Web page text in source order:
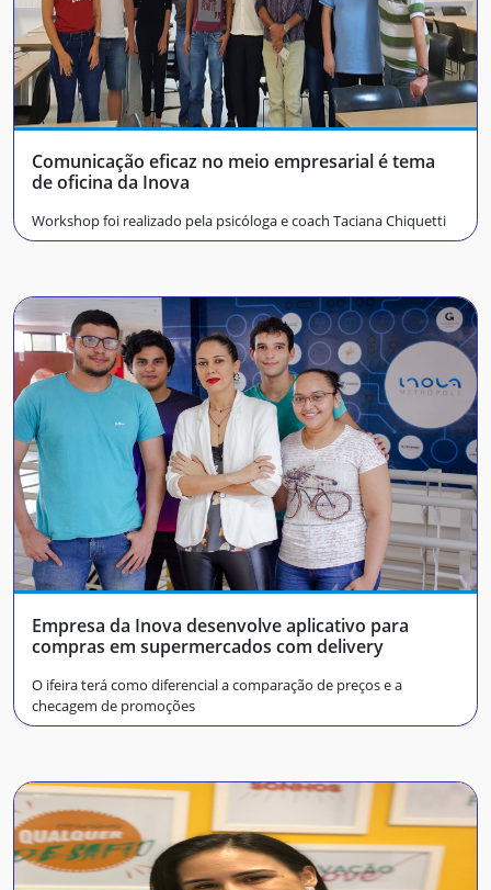
Comunicação eficaz no meio empresarial é tema
de oficina da Inova
Workshop foi realizado pela psicóloga e coach Taciana Chiquetti
Empresa da Inova desenvolve aplicativo para
compras em supermercados com delivery
O ifeira terá como diferencial a comparação de preços e a
checagem de promoções